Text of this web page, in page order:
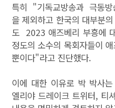
특히 "기독교방송과 극동
을 제외하고 한국의 대부분
도 2023 애즈베리 부흥에
정도의 소수의 목회자들이
뿐이다"라고 진단했다.
이에 대한 이유로 박 박사
엘리야 드레이크 트위터, 티